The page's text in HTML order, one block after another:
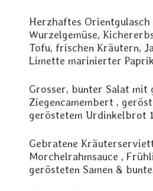
Herzhaftes
Wurzelgemüse,
Tofu, frischen Kräutern,
Limette marinierter
Grosser, bunter Salat mit
Ziegencamembert ,
geröstetem Urdinkelbrot
Gebratene
Morchelrahmsauce ,
gerösteten Samen &